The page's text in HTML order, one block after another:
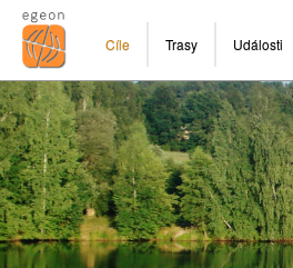
Cíle Trasy Události